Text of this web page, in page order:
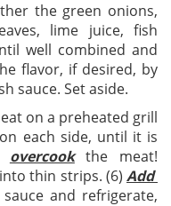
the green onions,
lime juice, fish
well combined and
flavor, if desired, by
sauce. Set aside.
on a preheated grill
each side, until it is
overcookthe meat!
into thin strips. (6)Add
and refrigerate,